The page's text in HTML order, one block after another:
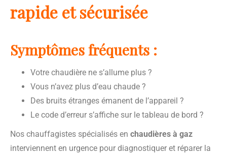
rapide et sécurisée
Symptômes fréquents :
Votre chaudière ne s’allume plus ?
Vous n’avez plus d’eau chaude ?
Des bruits étranges émanent de l’appareil ?
Le code d’erreur s’affiche sur le tableau de bord ?
Nos chauffagistes spécialisés en chaudières à gaz
interviennent en urgence pour diagnostiquer et réparer la